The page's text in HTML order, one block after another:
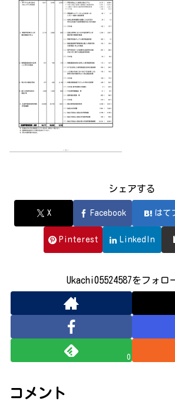
シェアする
X Facebook はて
Pinterest LinkedIn
Ukachi05524587をフォロ
0
コメント